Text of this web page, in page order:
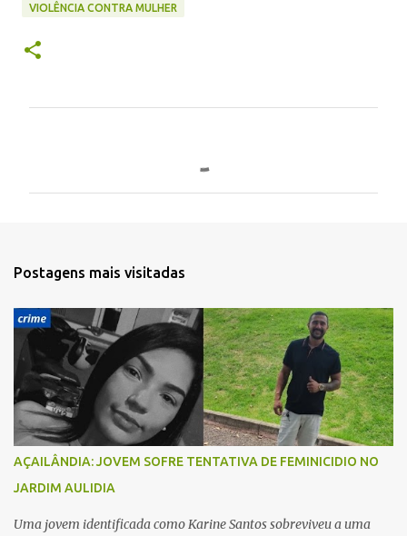
VIOLÊNCIA CONTRA MULHER
r
Postagens mais visitadas
AÇAILÂNDIA: JOVEM SOFRE TENTATIVA DE FEMINICIDIO NO
JARDIM AULIDIA
Uma jovem identificada como Karine Santos sobreviveu a uma